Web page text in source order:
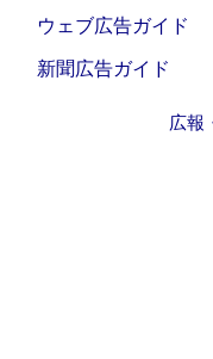
ウェブ広告ガイド
新聞広告ガイド
広報